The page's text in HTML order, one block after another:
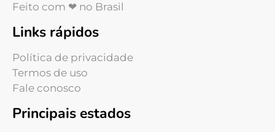
Feito com ❤ no Brasil
Links rápidos
Política de privacidade
Termos de uso
Fale conosco
Principais estados